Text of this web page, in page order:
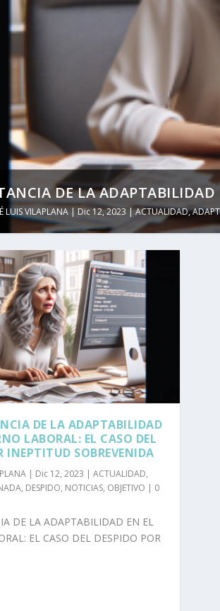
DE LA ADAPTABILIDAD
LUIS VILAPLANA|Dic 12, 2023 |ACTUALIDAD,
DE LA ADAPTABILIDAD
LABORAL: EL CASO DEL
INEPTITUD SOBREVENIDA
| Dic 12, 2023 |ACTUALIDAD,
, DESPIDO, NOTICIAS, OBJETIVO | 0
DE LA ADAPTABILIDAD EN EL
EL CASO DEL DESPIDO POR